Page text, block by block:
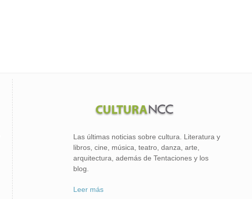
Las últimas noticias sobre cultura. Literatura y
libros, cine, música, teatro, danza, arte,
arquitectura, además de Tentaciones y los
blog.
Leer más